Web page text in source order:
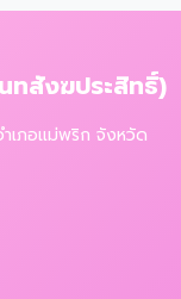
ทสังฆประสิทธิ์)
เภอแม่พริก จังหวัด